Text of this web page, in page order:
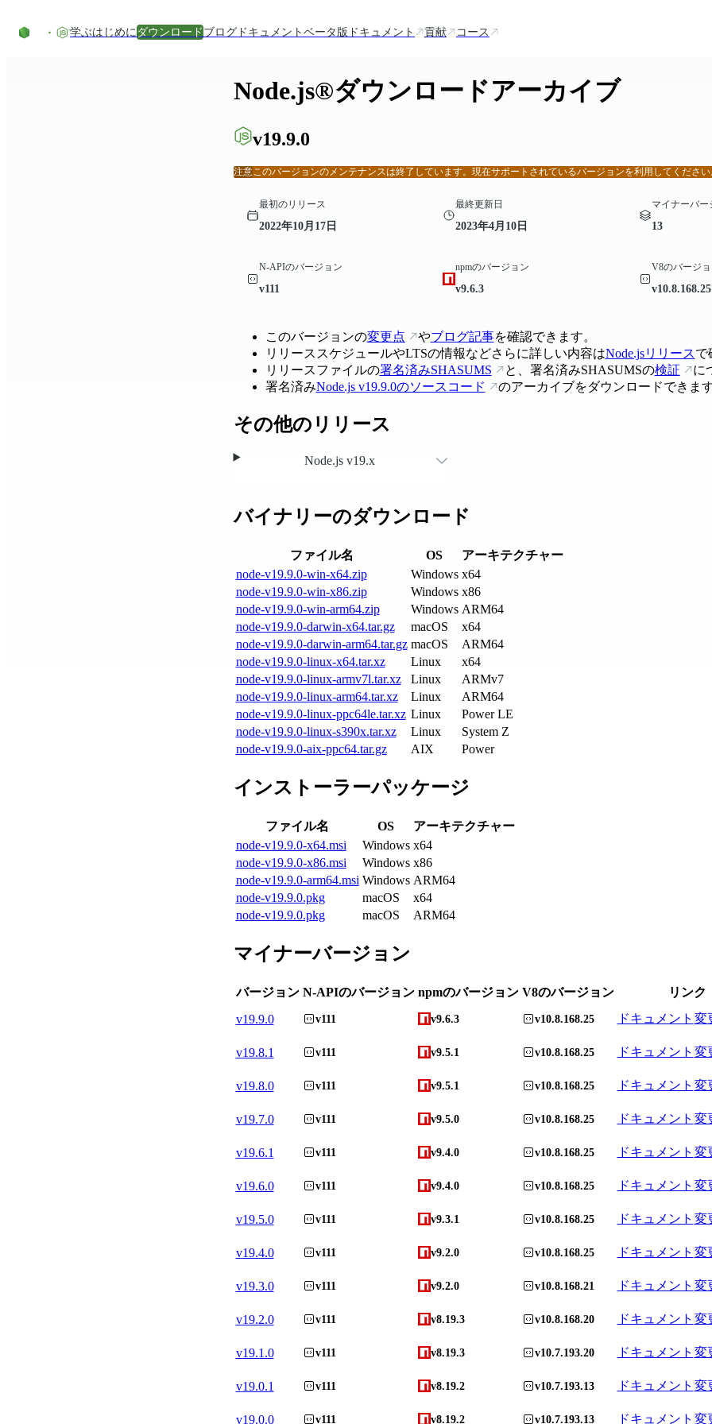
学ぶはじめに ダウンロード ブログ ドキュメント ベータ版ドキュメント 貢献 コース
Node.js®ダウンロードアーカイブ
v19.9.0
注意このバージョンのメンテナンスは終了しています。現在サポートされているバージョンを利用してください
最初のリリース
2022年10月17日
最終更新日
2023年4月10日
マイナーバー
13
N-APIのバージョン
v111
npmのバージョン
v9.6.3
V8のバージ
v10.8.168.25
このバージョンの変更点 やブログ記事を確認できます。
リリーススケジュールやLTSの情報などさらに詳しい内容はNode.jsリリースで
リリースファイルの署名済みSHASUMS と、署名済みSHASUMSの検証
に
署名済みNode.js v19.9.0のソースコード のアーカイブをダウンロードできます
その他のリリース
Node.js v19.x
バイナリーのダウンロード
ファイル名 OS
アーキテクチャー
node-v19.9.0-win-x64.zip
Windows x64
node-v19.9.0-win-x86.zip
Windows x86
node-v19.9.0-win-arm64.zip
Windows ARM64
node-v19.9.0-darwin-x64.tar.gz
macOS
x64
node-v19.9.0-darwin-arm64.tar.gz macOS
ARM64
node-v19.9.0-linux-x64.tar.xz
Linux
x64
node-v19.9.0-linux-armv7l.tar.xz
Linux
ARMv7
node-v19.9.0-linux-arm64.tar.xz
Linux
ARM64
node-v19.9.0-linux-ppc64le.tar.xz Linux
Power LE
node-v19.9.0-linux-s390x.tar.xz
Linux
System Z
node-v19.9.0-aix-ppc64.tar.gz
AIX Power
インストーラーパッケージ
ファイル名 OS
アーキテクチャー
node-v19.9.0-x64.msi
Windows x64
node-v19.9.0-x86.msi
Windows x86
node-v19.9.0-arm64.msi Windows ARM64
node-v19.9.0.pkg
macOS
x64
node-v19.9.0.pkg
macOS ARM64
マイナーバージョン
バージョン N-APIのバージョン npmのバージョン V8のバージョン
リンク
v19.9.0 v111 v9.6.3 v10.8.168.25 ドキュメント 変
v19.8.1 v111 v9.5.1 v10.8.168.25 ドキュメント 変
v19.8.0 v111 v9.5.1 v10.8.168.25 ドキュメント 変
v19.7.0 v111 v9.5.0 v10.8.168.25 ドキュメント 変
v19.6.1 v111 v9.4.0 v10.8.168.25 ドキュメント 変
v19.6.0 v111 v9.4.0 v10.8.168.25 ドキュメント 変
v19.5.0 v111 v9.3.1 v10.8.168.25 ドキュメント 変
v19.4.0 v111 v9.2.0 v10.8.168.25 ドキュメント 変
v19.3.0 v111 v9.2.0 v10.8.168.21 ドキュメント 変
v19.2.0 v111 v8.19.3 v10.8.168.20 ドキュメント 変
v19.1.0 v111 v8.19.3 v10.7.193.20 ドキュメント 変
v19.0.1 v111 v8.19.2 v10.7.193.13 ドキュメント 変
v19.0.0 v111 v8.19.2 v10.7.193.13 ドキュメント 変